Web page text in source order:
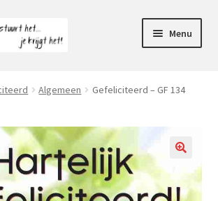
Menu
Algemeen Gefeliciteerd – GF 134